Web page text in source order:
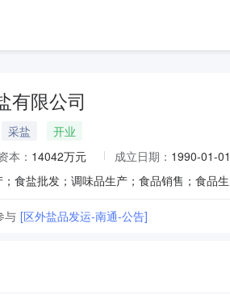
有限公司
采盐
开业
本： 14042万元 成立日期： 1990-01-01
与 [区外盐品发运-南通-公告]